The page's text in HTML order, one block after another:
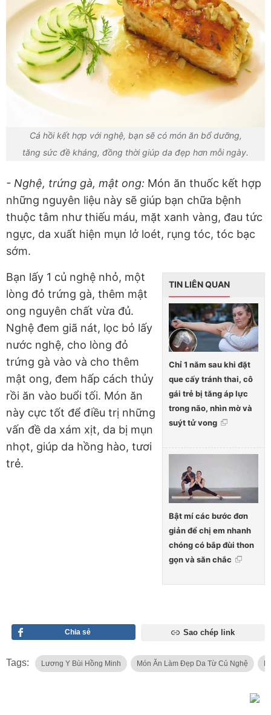
Cá hồi kết hợp với nghệ, bạn sẽ có món ăn bổ dưỡng,
tăng sức đề kháng, đồng thời giúp da đẹp hơn mỗi ngày.
- Nghệ, trứng gà, mật ong: Món ăn thuốc kết hợp
những nguyên liệu này sẽ giúp bạn chữa bệnh
thuộc tâm như thiếu máu, mặt xanh vàng, đau tức
ngực, da xuất hiện mụn lở loét, rụng tóc, tóc bạc
sớm.
TIN LIÊN QUAN
Chỉ 1 năm sau khi đặt
que cấy tránh thai, cô
gái trẻ bị tăng áp lực
trong não, nhìn mờ và
suýt tử vong
Bật mí các bước đơn
giản để chị em nhanh
chóng có bắp đùi thon
gọn và săn chắc
Bạn lấy 1 củ nghệ nhỏ, một
lòng đỏ trứng gà, thêm mật
ong nguyên chất vừa đủ.
Nghệ đem giã nát, lọc bỏ lấy
nước nghệ, cho lòng đỏ
trứng gà vào và cho thêm
mật ong, đem hấp cách thủy
rồi ăn vào buổi tối. Món ăn
này cực tốt để điều trị những
vấn đề da xám xịt, da bị mụn
nhọt, giúp da hồng hào, tươi
trẻ.
Chia sẻ Sao chép link
Tags: Lương Y Bùi Hồng Minh Món Ăn Làm Đẹp Da Từ Củ Nghệ